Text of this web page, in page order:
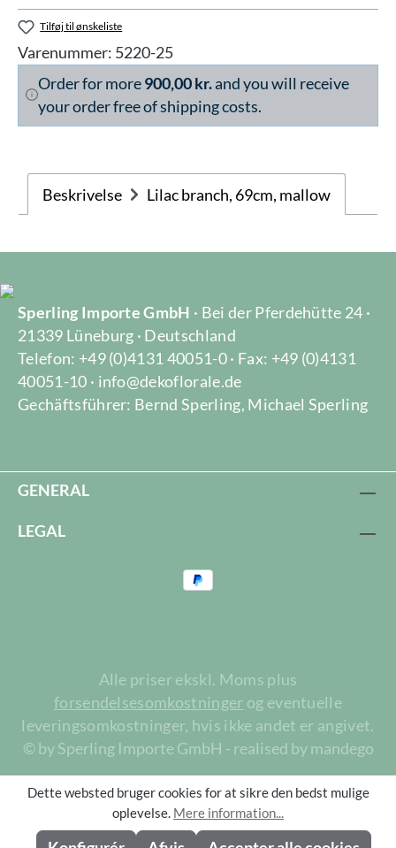
Tilføj til ønskeliste
Varenummer: 5220-25
Order for more900,00 kr.and you will receive
your order free of shipping costs.
Beskrivelse Lilac branch, 69cm, mallow
Sperling Importe GmbH · Bei der Pferdehütte 24 ·
21339 Lüneburg · Deutschland
Telefon: +49 (0)4131 40051-0 · Fax: +49 (0)4131
40051-10 · info@dekoflorale.de
Gechäftsführer: Bernd Sperling, Michael Sperling
GENERAL
LEGAL
Alle priser ekskl. Moms plus
forsendelsesomkostninger og eventuelle
leveringsomkostninger, hvis ikke andet er angivet.
© by Sperling Importe GmbH - realised by mandego
Dette websted bruger cookies for at sikre den bedst mulige
oplevelse. Mere information...